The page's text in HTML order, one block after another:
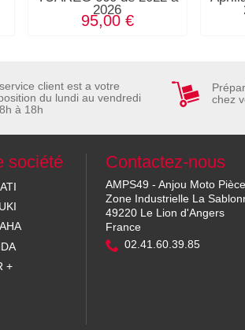
2026
95,00 €
client est a votre
du lundi au vendredi
à 18h
chez
société
+
Contactez-nous
AMPS49 - Anjou Moto
Zone Industrielle La
49220 Le Lion d'Angers
France
02.41.60.39.85